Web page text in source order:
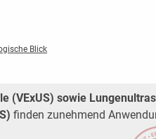
Blick
(VExUS) sowie
finden zunehmend